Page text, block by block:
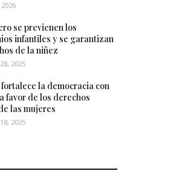
se previenen los
infantiles y se garantizan
de la niñez
2025
la democracia con
favor de los derechos
las mujeres
2025